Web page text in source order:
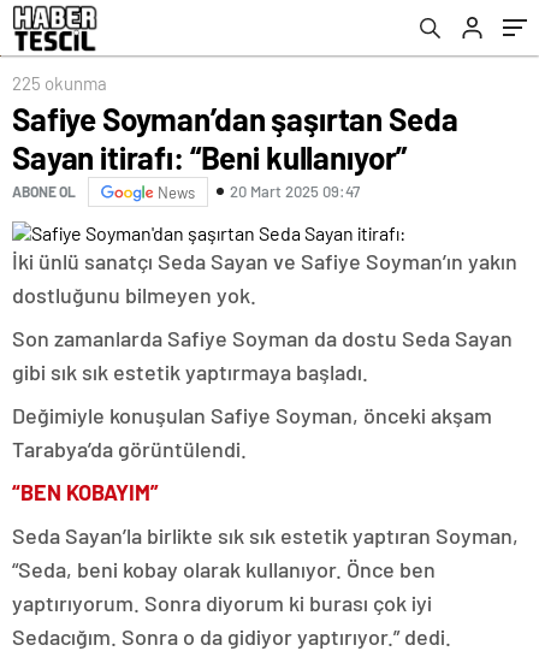
225 okunma
Safiye Soyman’dan şaşırtan Seda
Sayan itirafı: “Beni kullanıyor”
ABONE OL News 20 Mart 2025 09:47
İki ünlü sanatçı Seda Sayan ve Safiye Soyman’ın yakın
dostluğunu bilmeyen yok.
Son zamanlarda Safiye Soyman da dostu Seda Sayan
gibi sık sık estetik yaptırmaya başladı.
Değimiyle konuşulan Safiye Soyman, önceki akşam
Tarabya’da görüntülendi.
“BEN KOBAYIM”
Seda Sayan’la birlikte sık sık estetik yaptıran Soyman,
“Seda, beni kobay olarak kullanıyor. Önce ben
yaptırıyorum. Sonra diyorum ki burası çok iyi
Sedacığım. Sonra o da gidiyor yaptırıyor.” dedi.